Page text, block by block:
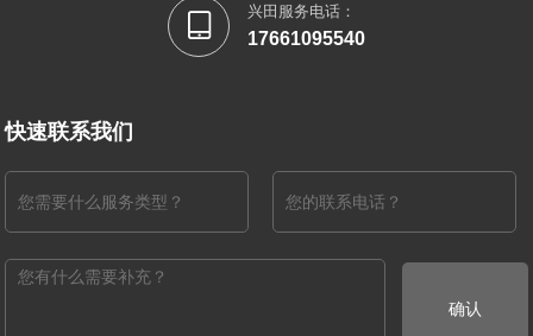
 兴田服务电话：
17661095540
快速联系我们
确认